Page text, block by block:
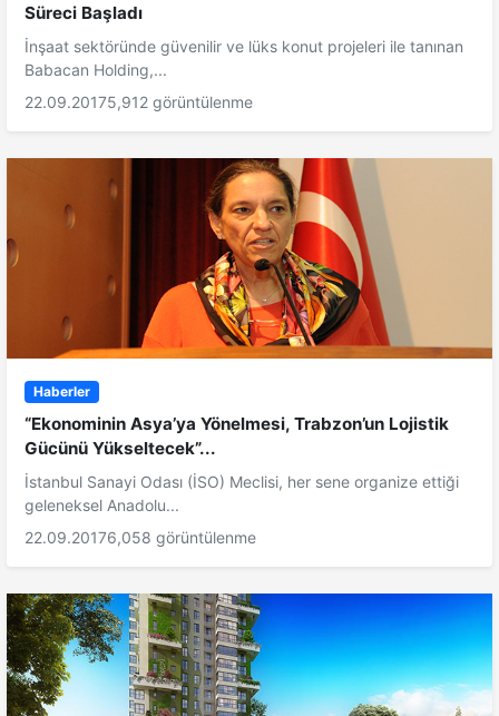
Süreci Başladı
İnşaat sektöründe güvenilir ve lüks konut projeleri ile tanınan
Babacan Holding,...
22.09.20175,912 görüntülenme
Haberler
“Ekonominin Asya’ya Yönelmesi, Trabzon’un Lojistik
Gücünü Yükseltecek”...
İstanbul Sanayi Odası (İSO) Meclisi, her sene organize ettiği
geleneksel Anadolu...
22.09.20176,058 görüntülenme